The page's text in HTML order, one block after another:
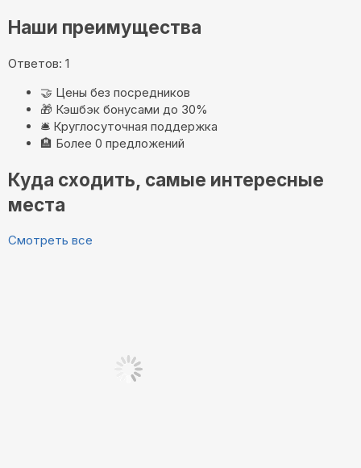
Наши преимущества
Ответов: 1
🤝 Цены без посредников
🎁 Кэшбэк бонусами до 30%
🛎️ Круглосуточная поддержка
🏨 Более 0 предложений
Куда сходить, самые интересные
места
Смотреть все